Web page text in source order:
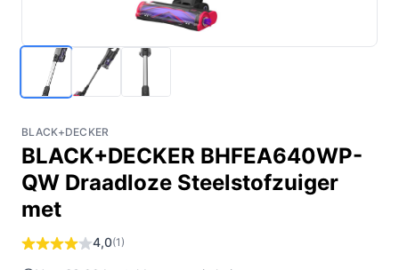
BLACK+DECKER
BLACK+DECKER BHFEA640WP-
QW Draadloze Steelstofzuiger
met
4,0(1)